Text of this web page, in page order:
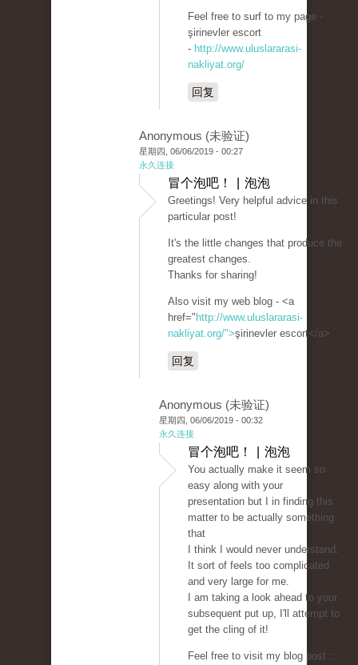
Feel free to surf to my page -
şirinevler escort
- http://www.uluslararasi-
nakliyat.org/
回复
Anonymous (未验证)
星期四, 06/06/2019 - 00:27
永久连接
冒个泡吧！ | 泡泡
Greetings! Very helpful advice in this
particular post!
It's the little changes that produce the
greatest changes.
Thanks for sharing!
Also visit my web blog - <a
href=" http://www.uluslararasi-
nakliyat.org/">şirinevler escort</a>
回复
Anonymous (未验证)
星期四, 06/06/2019 - 00:32
永久连接
冒个泡吧！ | 泡泡
You actually make it seem so
easy along with your
presentation but I in finding this
matter to be actually something
that
I think I would never understand.
It sort of feels too complicated
and very large for me.
I am taking a look ahead to your
subsequent put up, I'll attempt to
get the cling of it!
Feel free to visit my blog post ::